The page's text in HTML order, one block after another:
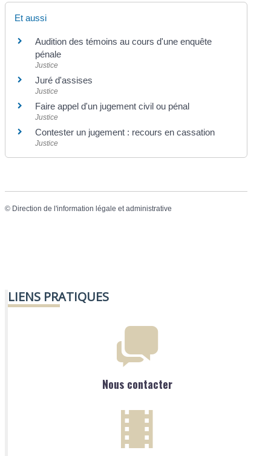
Et aussi
Audition des témoins au cours d'une enquête
pénale
Justice
Juré d'assises
Justice
Faire appel d'un jugement civil ou pénal
Justice
Contester un jugement : recours en cassation
Justice
© Direction de l'information légale et administrative
LIENS PRATIQUES
Nous contacter